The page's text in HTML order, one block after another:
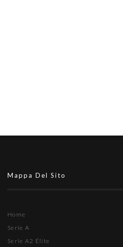
Mappa Del Sito
Home
Serie A
Serie A2 Élite